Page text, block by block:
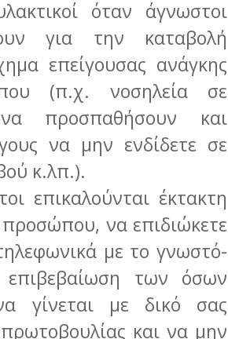
όταν άγνωστοι
για την καταβολή
επείγουσας ανάγκης
(π.χ. νοσηλεία σε
προσπαθήσουν και
να μην ενδίδετε σε
κ.λπ.).
επικαλούνται έκτακτη
να επιδιώκετε
με το γνωστό-
των όσων
γίνεται με δικό σας
και να μην